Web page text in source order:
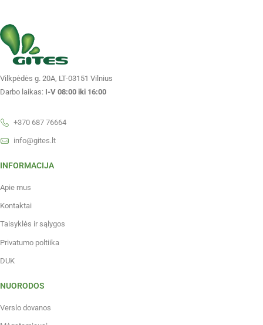
Vilkpėdės g. 20A, LT-03151 Vilnius
Darbo laikas: I-V 08:00 iki 16:00
+370 687 76664
info@gites.lt
INFORMACIJA
Apie mus
Kontaktai
Taisyklės ir sąlygos
Privatumo poltiika
DUK
NUORODOS
Verslo dovanos